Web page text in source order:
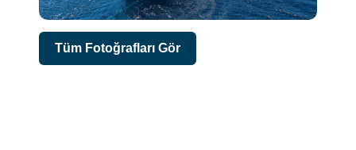
Tüm Fotoğrafları Gör